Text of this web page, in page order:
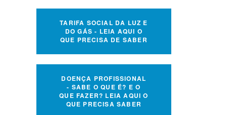
TARIFA SOCIAL DA LUZ E
DO GÁS - LEIA AQUI O
QUE PRECISA DE SABER
DOENÇA PROFISSIONAL
- SABE O QUE É? E O
QUE FAZER? LEIA AQUI O
QUE PRECISA SABER